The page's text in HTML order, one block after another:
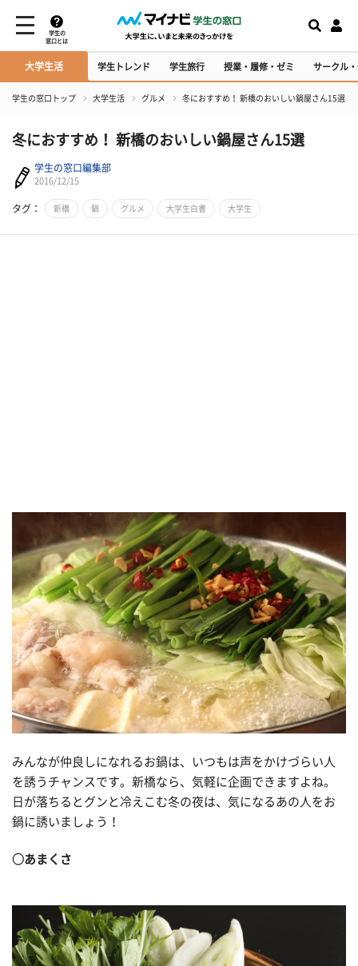
学生の
窓口とは
大学生活 学生トレンド 学生旅行 授業・履修・ゼミ サークル
学生の窓口トップ 大学生活 グルメ 冬におすすめ！ 新橋のおいしい鍋屋さん15選
冬におすすめ！ 新橋のおいしい鍋屋さん15選
学生の窓口編集部
2016/12/15
タグ： 新橋 鍋 グルメ 大学生白書 大学生
みんなが仲良しになれるお鍋は、いつもは声をかけづらい人
を誘うチャンスです。新橋なら、気軽に企画できますよね。
日が落ちるとグンと冷えこむ冬の夜は、気になるあの人をお
鍋に誘いましょう！
○あまくさ